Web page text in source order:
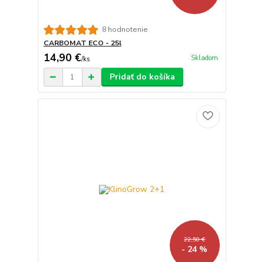
8 hodnotenie
CARBOMAT ECO - 25l
14,90 €/ks Skladom
Pridať do košíka
22,50 €
- 24 %